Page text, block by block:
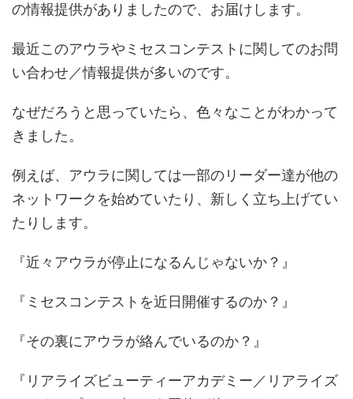
の情報提供がありましたので、お届けします。
最近このアウラやミセスコンテストに関してのお問
い合わせ／情報提供が多いのです。
なぜだろうと思っていたら、色々なことがわかって
きました。
例えば、アウラに関しては一部のリーダー達が他の
ネットワークを始めていたり、新しく立ち上げてい
たりします。
『近々アウラが停止になるんじゃないか？』
『ミセスコンテストを近日開催するのか？』
『その裏にアウラが絡んでいるのか？』
『リアライズビューティーアカデミー／リアライズ